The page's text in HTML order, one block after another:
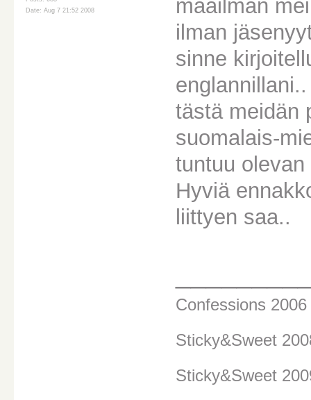
Date: Aug 7 21:52 2008
maailman
ilman
sinne
tästä meidän
suomalais-
tuntuu
Hyviä
liittyen saa..
Confessions
Sticky&Sweet
Sticky&Sweet